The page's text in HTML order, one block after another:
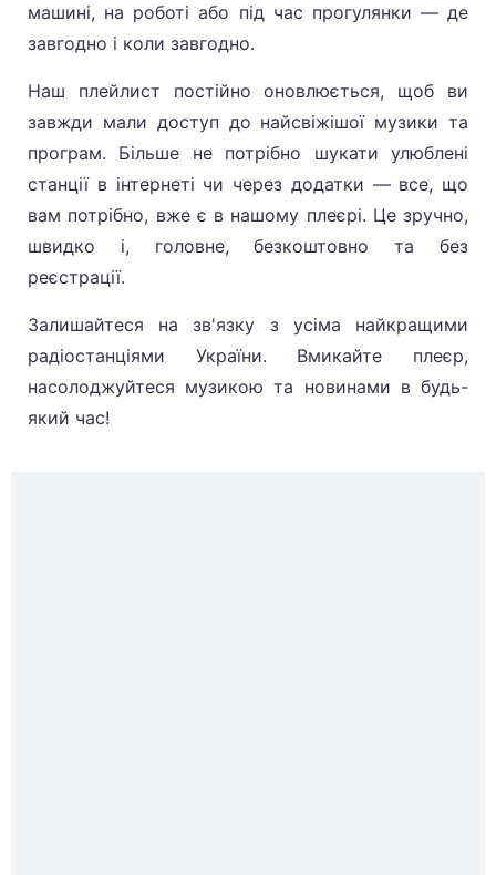
машині, на роботі або під час прогулянки — де
завгодно і коли завгодно.
Наш плейлист постійно оновлюється, щоб ви
завжди мали доступ до найсвіжішої музики та
програм. Більше не потрібно шукати улюблені
станції в інтернеті чи через додатки — все, що
вам потрібно, вже є в нашому плеєрі. Це зручно,
швидко і, головне, безкоштовно та без
реєстрації.
Залишайтеся на зв'язку з усіма найкращими
радіостанціями України. Вмикайте плеєр,
насолоджуйтеся музикою та новинами в будь-
який час!